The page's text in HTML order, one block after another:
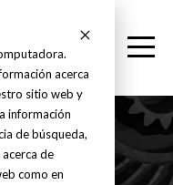
acerca
sitio web y
información
de búsqueda,
de
como en